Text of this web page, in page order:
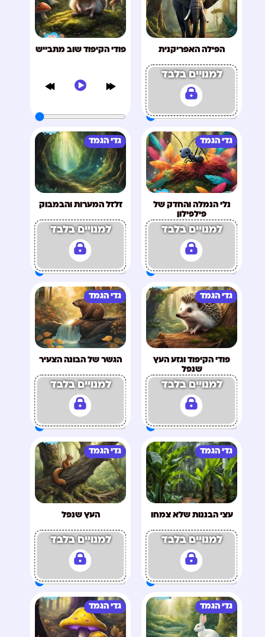
הפילה האפריקנית
למנויים בלבד
פודי הקיפוד שוב מתבייש
גדי הגמד
נלי הנמלה והחדק של
פילפילון
למנויים בלבד
גדי הגמד
זלזל המערות והבמבוק
למנויים בלבד
גדי הגמד
פודי הקיפוד וגזע העץ
שנפל
למנויים בלבד
גדי הגמד
הגשר של הבונה הצעיר
למנויים בלבד
גדי הגמד
עצי הבננות שלא צמחו
למנויים בלבד
גדי הגמד
העץ שנפל
למנויים בלבד
גדי הגמד גדי הגמד